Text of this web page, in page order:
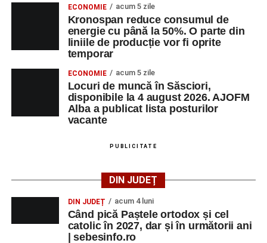
ECONOMIE acum 5 zile
Kronospan reduce consumul de
energie cu până la 50%. O parte din
liniile de producție vor fi oprite
temporar
ECONOMIE acum 5 zile
Locuri de muncă în Săsciori,
disponibile la 4 august 2026. AJOFM
Alba a publicat lista posturilor
vacante
PUBLICITATE
DIN JUDEȚ
DIN JUDEȚ acum 4 luni
Când pică Paștele ortodox și cel
catolic în 2027, dar și în următorii ani
| sebesinfo.ro